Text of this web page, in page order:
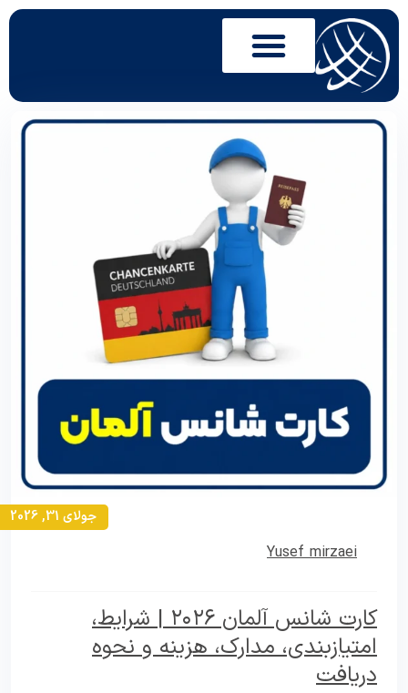
جولای 31, 2026
Yusef mirzaei
کارت شانس آلمان ۲۰۲۶ | شرایط،
امتیازبندی، مدارک، هزینه و نحوه
دریافت